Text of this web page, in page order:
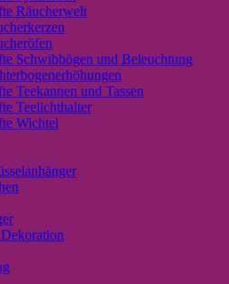
Räucherwelt
Schwibbögen und Beleuchtung
Teekannen und Tassen
Teelichthalter
Wichtel